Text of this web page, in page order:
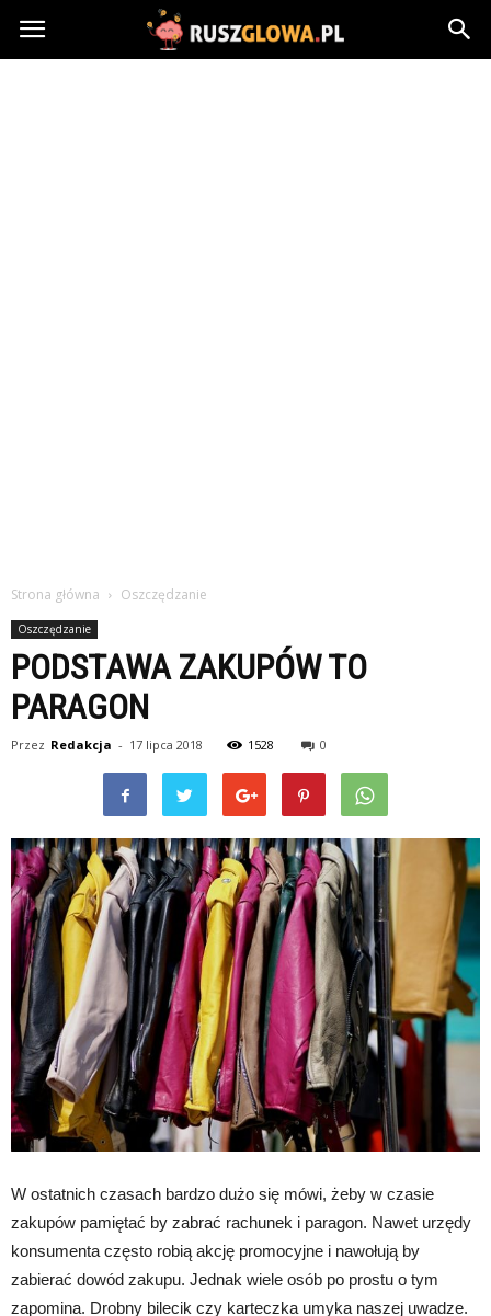
Ruszglowa.pl
Strona główna Oszczędzanie
Oszczędzanie
PODSTAWA ZAKUPÓW TO
PARAGON
Przez Redakcja - 17 lipca 2018 1528 0
W ostatnich czasach bardzo dużo się mówi, żeby w czasie
zakupów pamiętać by zabrać rachunek i paragon. Nawet urzędy
konsumenta często robią akcję promocyjne i nawołują by
zabierać dowód zakupu. Jednak wiele osób po prostu o tym
zapomina. Drobny bilecik czy karteczka umyka naszej uwadze.